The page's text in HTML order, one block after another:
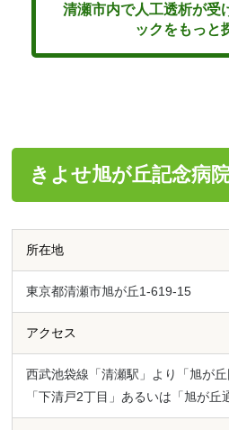
清瀬市内で人工透析が受
ックをもっと
きよせ旭が丘記念病
所在地
東京都清瀬市旭が丘1-619-15
アクセス
西武池袋線「清瀬駅」より「旭が
「下清戸2丁目」あるいは「旭が